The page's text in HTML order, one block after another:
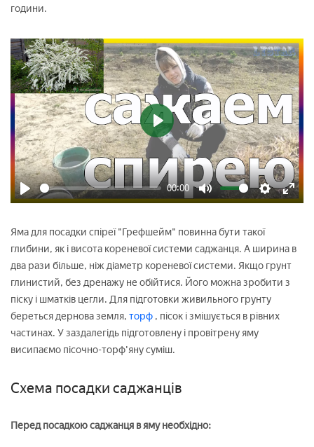
години.
Play
00:00
Mute Settings
Enter
Play
Яма для посадки спіреї "Грефшейм" повинна бути такої
глибини, як і висота кореневої системи саджанця. А ширина в
два рази більше, ніж діаметр кореневої системи. Якщо грунт
глинистий, без дренажу не обійтися. Його можна зробити з
піску і шматків цегли. Для підготовки живильного грунту
береться дернова земля, торф , пісок і змішується в рівних
частинах. У заздалегідь підготовлену і провітрену яму
висипаємо пісочно-торф'яну суміш.
Схема посадки саджанців
Перед посадкою саджанця в яму необхідно: